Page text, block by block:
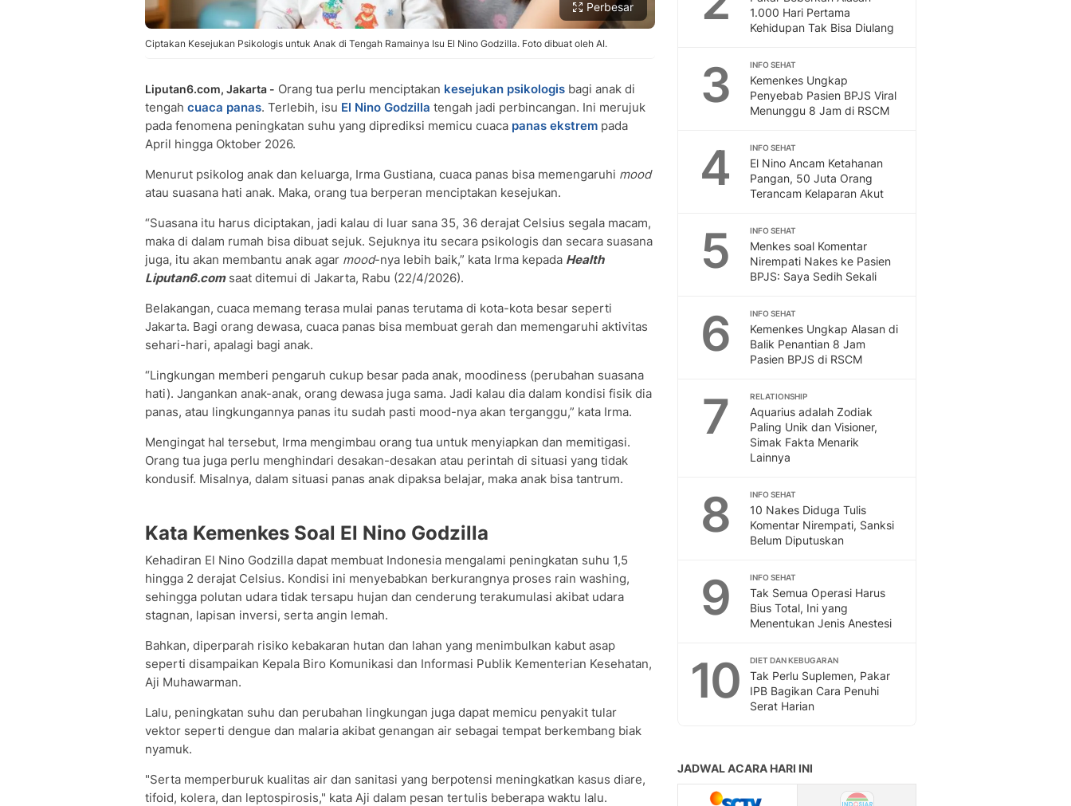
Perbesar
Ciptakan Kesejukan Psikologis untuk Anak di Tengah Ramainya Isu El Nino Godzilla. Foto dibuat oleh AI.
Liputan6.com, Jakarta - Orang tua perlu menciptakan kesejukan psikologis bagi anak di
tengah cuaca panas. Terlebih, isu El Nino Godzilla tengah jadi perbincangan. Ini merujuk
pada fenomena peningkatan suhu yang diprediksi memicu cuaca panas ekstrem pada
April hingga Oktober 2026.
Menurut psikolog anak dan keluarga, Irma Gustiana, cuaca panas bisa memengaruhi mood
atau suasana hati anak. Maka, orang tua berperan menciptakan kesejukan.
“Suasana itu harus diciptakan, jadi kalau di luar sana 35, 36 derajat Celsius segala macam,
maka di dalam rumah bisa dibuat sejuk. Sejuknya itu secara psikologis dan secara suasana
juga, itu akan membantu anak agar mood-nya lebih baik,” kata Irma kepada Health
Liputan6.comsaat ditemui di Jakarta, Rabu (22/4/2026).
Belakangan, cuaca memang terasa mulai panas terutama di kota-kota besar seperti
Jakarta. Bagi orang dewasa, cuaca panas bisa membuat gerah dan memengaruhi aktivitas
sehari-hari, apalagi bagi anak.
“Lingkungan memberi pengaruh cukup besar pada anak, moodiness (perubahan suasana
hati). Jangankan anak-anak, orang dewasa juga sama. Jadi kalau dia dalam kondisi fisik dia
panas, atau lingkungannya panas itu sudah pasti mood-nya akan terganggu,” kata Irma.
Mengingat hal tersebut, Irma mengimbau orang tua untuk menyiapkan dan memitigasi.
Orang tua juga perlu menghindari desakan-desakan atau perintah di situasi yang tidak
kondusif. Misalnya, dalam situasi panas anak dipaksa belajar, maka anak bisa tantrum.
Kata Kemenkes Soal El Nino Godzilla
Kehadiran El Nino Godzilla dapat membuat Indonesia mengalami peningkatan suhu 1,5
hingga 2 derajat Celsius. Kondisi ini menyebabkan berkurangnya proses rain washing,
sehingga polutan udara tidak tersapu hujan dan cenderung terakumulasi akibat udara
stagnan, lapisan inversi, serta angin lemah.
Bahkan, diperparah risiko kebakaran hutan dan lahan yang menimbulkan kabut asap
seperti disampaikan Kepala Biro Komunikasi dan Informasi Publik Kementerian Kesehatan,
Aji Muhawarman.
Lalu, peningkatan suhu dan perubahan lingkungan juga dapat memicu penyakit tular
vektor seperti dengue dan malaria akibat genangan air sebagai tempat berkembang biak
nyamuk.
"Serta memperburuk kualitas air dan sanitasi yang berpotensi meningkatkan kasus diare,
tifoid, kolera, dan leptospirosis," kata Aji dalam pesan tertulis beberapa waktu lalu.
1.000 Hari Pertama
Kehidupan Tak Bisa Diulang
3 INFO SEHAT
Kemenkes Ungkap
Penyebab Pasien BPJS Viral
Menunggu 8 Jam di RSCM
4 INFO SEHAT
El Nino Ancam Ketahanan
Pangan, 50 Juta Orang
Terancam Kelaparan Akut
5 INFO SEHAT
Menkes soal Komentar
Nirempati Nakes ke Pasien
BPJS: Saya Sedih Sekali
6 INFO SEHAT
Kemenkes Ungkap Alasan di
Balik Penantian 8 Jam
Pasien BPJS di RSCM
7 RELATIONSHIP
Aquarius adalah Zodiak
Paling Unik dan Visioner,
Simak Fakta Menarik
Lainnya
8 INFO SEHAT
10 Nakes Diduga Tulis
Komentar Nirempati, Sanksi
Belum Diputuskan
9 INFO SEHAT
Tak Semua Operasi Harus
Bius Total, Ini yang
Menentukan Jenis Anestesi
10 DIET DAN KEBUGARAN
Tak Perlu Suplemen, Pakar
IPB Bagikan Cara Penuhi
Serat Harian